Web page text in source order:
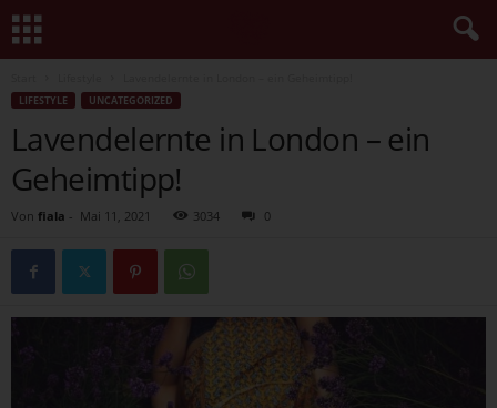
LIFESTYLE UNCATEGORIZED
Lavendelernte in London – ein
Geheimtipp!
Von fiala - Mai 11, 2021 3034 0